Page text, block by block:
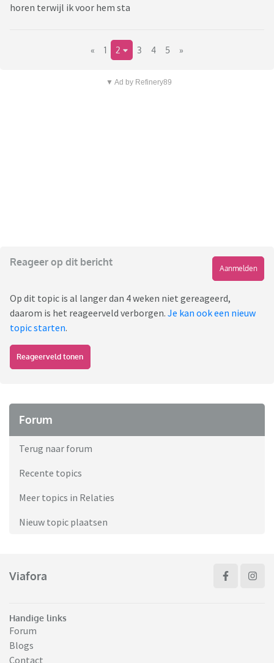
horen terwijl ik voor hem sta
« 1 2 3 4 5 »
▼ Ad by Refinery89
Reageer op dit bericht
Aanmelden
Op dit topic is al langer dan 4 weken niet gereageerd,
daarom is het reageerveld verborgen. Je kan ook een nieuw
topic starten.
Reageerveld tonen
Forum
Terug naar forum
Recente topics
Meer topics in Relaties
Nieuw topic plaatsen
Viafora
Handige links
Forum
Blogs
Contact